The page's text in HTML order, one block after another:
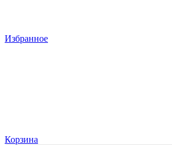
Избранное
Корзина